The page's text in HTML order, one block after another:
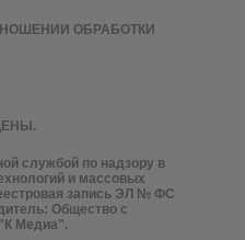
службой по надзору в
и массовых
запись ЭЛ № ФС
Общество с
"К Медиа".
ОБРАБОТКИ